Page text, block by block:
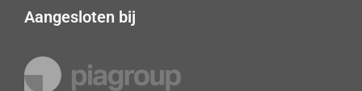
Aangesloten bij